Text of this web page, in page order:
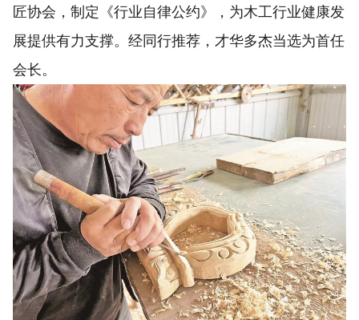
匠协会，制定《行业自律公约》，为木工行业健康发
展提供有力支撑。经同行推荐，才华多杰当选为首任
会长。